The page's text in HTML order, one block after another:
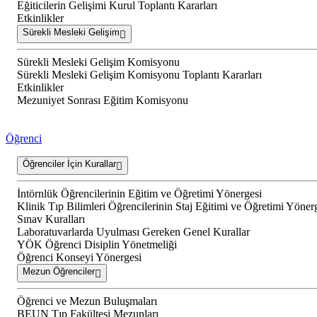
Eğiticilerin Gelişimi Kurul Toplantı Kararları
Etkinlikler
Sürekli Mesleki Gelişim
Sürekli Mesleki Gelişim Komisyonu
Sürekli Mesleki Gelişim Komisyonu Toplantı Kararları
Etkinlikler
Mezuniyet Sonrası Eğitim Komisyonu
Öğrenci
Öğrenciler İçin Kurallar
İntörnlük Öğrencilerinin Eğitim ve Öğretimi Yönergesi
Klinik Tıp Bilimleri Öğrencilerinin Staj Eğitimi ve Öğretimi
Sınav Kuralları
Laboratuvarlarda Uyulması Gereken Genel Kurallar
YÖK Öğrenci Disiplin Yönetmeliği
Öğrenci Konseyi Yönergesi
Mezun Öğrenciler
Öğrenci ve Mezun Buluşmaları
BEUN Tıp Fakültesi Mezunları